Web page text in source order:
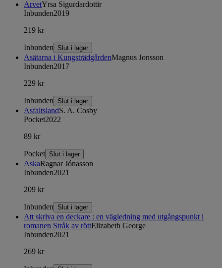
ArvetYrsa Sigurdardottir
Inbunden2019
219 kr
Inbunden Slut i lager
Asätarna i KungsträdgårdenMagnus Jonsson
Inbunden2017
229 kr
Inbunden Slut i lager
AsfaltslandS. A. Cosby
Pocket2022
89 kr
Pocket Slut i lager
AskaRagnar Jónasson
Inbunden2021
209 kr
Inbunden Slut i lager
Att skriva en deckare : en vägledning med utgångspunkt i
romanen Stråk av röttElizabeth George
Inbunden2021
269 kr